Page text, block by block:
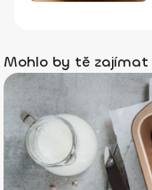
Mohlo by tě zajímat